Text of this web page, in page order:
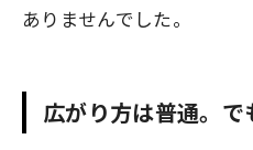
ありませんでした。
広がり方は普通。